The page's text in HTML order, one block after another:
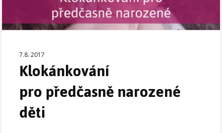
7.8. 2017
Klokánkování
pro předčasně narozené
děti